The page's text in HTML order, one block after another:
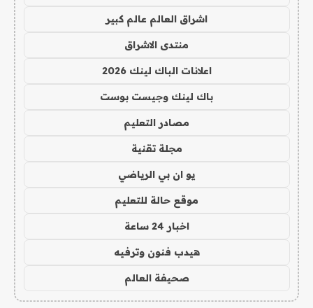
اشراق العالم عالم كبير
منتدى الاشراق
اعلانات الباك لينك 2026
باك لينك وجيست بوست
مصادر التعليم
مجلة تقنية
يو ان بي الرياضي
موقع حالة للتعليم
اخبار 24 ساعة
هيدب فنون وترفيه
صحيفة العالم